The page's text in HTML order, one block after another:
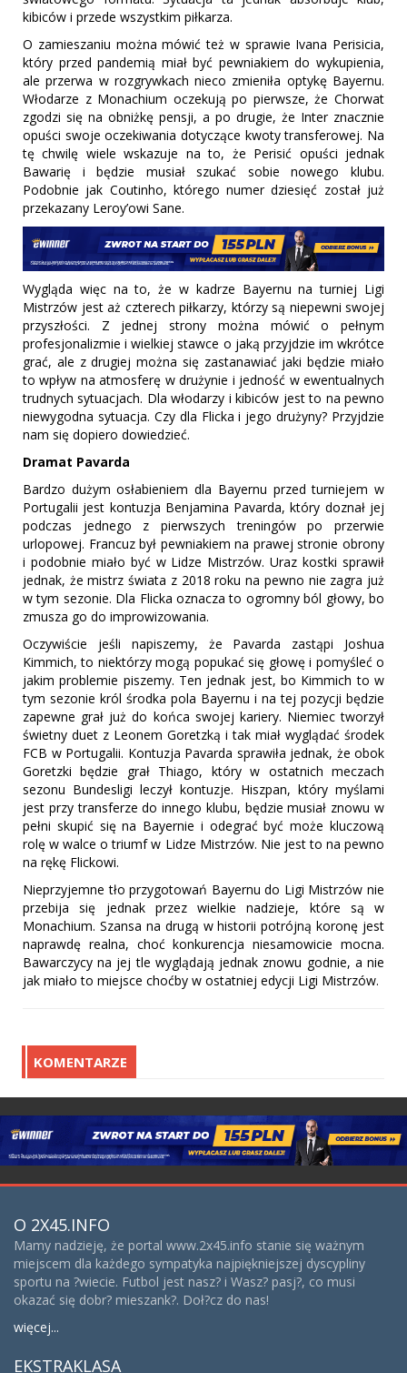
kibiców i przede wszystkim piłkarza.
O zamieszaniu można mówić też w sprawie Ivana Perisicia,
który przed pandemią miał być pewniakiem do wykupienia,
ale przerwa w rozgrywkach nieco zmieniła optykę Bayernu.
Włodarze z Monachium oczekują po pierwsze, że Chorwat
zgodzi się na obniżkę pensji, a po drugie, że Inter znacznie
opuści swoje oczekiwania dotyczące kwoty transferowej. Na
tę chwilę wiele wskazuje na to, że Perisić opuści jednak
Bawarię i będzie musiał szukać sobie nowego klubu.
Podobnie jak Coutinho, którego numer dziesięć został już
przekazany Leroy’owi Sane.
Wygląda więc na to, że w kadrze Bayernu na turniej Ligi
Mistrzów jest aż czterech piłkarzy, którzy są niepewni swojej
przyszłości. Z jednej strony można mówić o pełnym
profesjonalizmie i wielkiej stawce o jaką przyjdzie im wkrótce
grać, ale z drugiej można się zastanawiać jaki będzie miało
to wpływ na atmosferę w drużynie i jedność w ewentualnych
trudnych sytuacjach. Dla włodarzy i kibiców jest to na pewno
niewygodna sytuacja. Czy dla Flicka i jego drużyny? Przyjdzie
nam się dopiero dowiedzieć.
Dramat Pavarda
Bardzo dużym osłabieniem dla Bayernu przed turniejem w
Portugalii jest kontuzja Benjamina Pavarda, który doznał jej
podczas jednego z pierwszych treningów po przerwie
urlopowej. Francuz był pewniakiem na prawej stronie obrony
i podobnie miało być w Lidze Mistrzów. Uraz kostki sprawił
jednak, że mistrz świata z 2018 roku na pewno nie zagra już
w tym sezonie. Dla Flicka oznacza to ogromny ból głowy, bo
zmusza go do improwizowania.
Oczywiście jeśli napiszemy, że Pavarda zastąpi Joshua
Kimmich, to niektórzy mogą popukać się głowę i pomyśleć o
jakim problemie piszemy. Ten jednak jest, bo Kimmich to w
tym sezonie król środka pola Bayernu i na tej pozycji będzie
zapewne grał już do końca swojej kariery. Niemiec tworzył
świetny duet z Leonem Goretzką i tak miał wyglądać środek
FCB w Portugalii. Kontuzja Pavarda sprawiła jednak, że obok
Goretzki będzie grał Thiago, który w ostatnich meczach
sezonu Bundesligi leczył kontuzje. Hiszpan, który myślami
jest przy transferze do innego klubu, będzie musiał znowu w
pełni skupić się na Bayernie i odegrać być może kluczową
rolę w walce o triumf w Lidze Mistrzów. Nie jest to na pewno
na rękę Flickowi.
Nieprzyjemne tło przygotowań Bayernu do Ligi Mistrzów nie
przebija się jednak przez wielkie nadzieje, które są w
Monachium. Szansa na drugą w historii potrójną koronę jest
naprawdę realna, choć konkurencja niesamowicie mocna.
Bawarczycy na jej tle wyglądają jednak znowu godnie, a nie
jak miało to miejsce choćby w ostatniej edycji Ligi Mistrzów.
KOMENTARZE
O 2X45.INFO
Mamy nadzieję, że portal www.2x45.info stanie się ważnym
miejscem dla każdego sympatyka najpiękniejszej dyscypliny
sportu na ?wiecie. Futbol jest nasz? i Wasz? pasj?, co musi
okazać się dobr? mieszank?. Doł?cz do nas!
więcej...
EKSTRAKLASA